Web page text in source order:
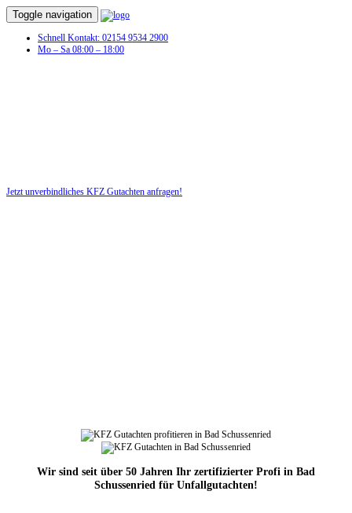
Toggle navigation
Schnell Kontakt: 02154 9534 2900
Mo – Sa 08:00 – 18:00
Jetzt unverbindliches KFZ Gutachten anfragen!
Wir sind seit über 50 Jahren Ihr zertifizierter Profi in Bad
Schussenried für Unfallgutachten!